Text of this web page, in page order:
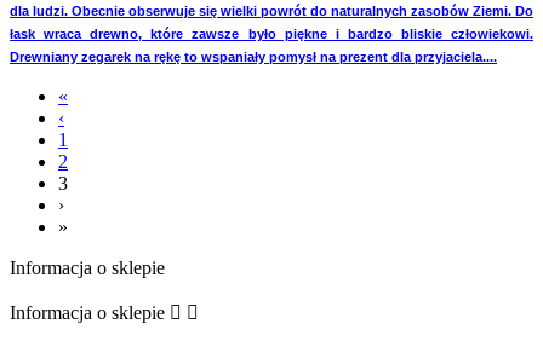
dla ludzi. Obecnie obserwuje się wielki powrót do naturalnych zasobów Ziemi. Do
łask wraca drewno, które zawsze było piękne i bardzo bliskie człowiekowi.
Drewniany zegarek na rękę to wspaniały pomysł na prezent dla przyjaciela....
«
‹
1
2
3
›
»
Informacja o sklepie
Informacja o sklepie  